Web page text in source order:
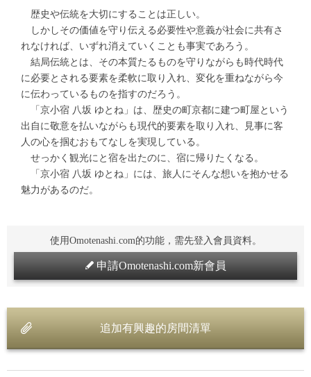
歴史や伝統を大切にすることは正しい。
しかしその価値を守り伝える必要性や意義が社会に共有さ
れなければ、いずれ消えていくことも事実であろう。
結局伝統とは、その本質たるものを守りながらも時代時代
に必要とされる要素を柔軟に取り入れ、変化を重ねながら今
に伝わっているものを指すのだろう。
「京小宿 八坂 ゆとね」は、歴史の町京都に建つ町屋という
出自に敬意を払いながらも現代的要素を取り入れ、見事に客
人の心を掴むおもてなしを実現している。
せっかく観光にと宿を出たのに、宿に帰りたくなる。
「京小宿 八坂 ゆとね」には、旅人にそんな想いを抱かせる
魅力があるのだ。
使用Omotenashi.com的功能，需先登入會員資料。
申請Omotenashi.com新會員
追加有興趣的房間清單